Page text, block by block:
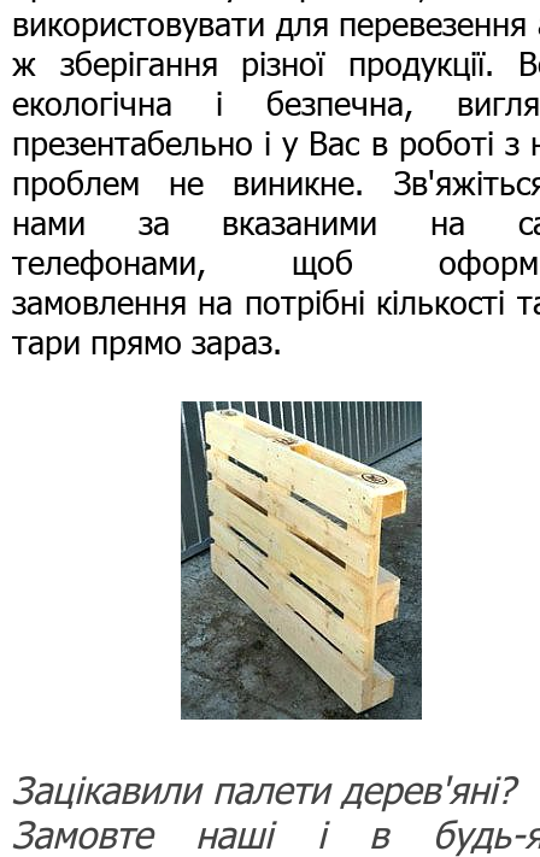
використовувати для перевезення
ж зберігання різної продукції.
екологічна і безпечна,
презентабельно і у Вас в роботі з
проблем не виникне.
нами за вказаними на
телефонами, щоб
замовлення на потрібні кількості
тари прямо зараз.
Зацікавили палети дерев'яні?
Замовте наші і в будь-